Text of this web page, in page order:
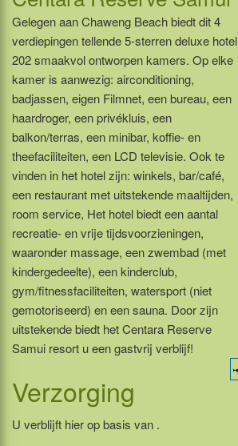
Gelegen aan Chaweng Beach biedt dit 4
verdiepingen tellende 5-sterren deluxe hotel
202 smaakvol ontworpen kamers. Op elke
kamer is aanwezig: airconditioning,
badjassen, eigen Filmnet, een bureau, een
haardroger, een privékluis, een
balkon/terras, een minibar, koffie- en
theefaciliteiten, een LCD televisie. Ook te
vinden in het hotel zijn: winkels, bar/café,
een restaurant met uitstekende maaltijden,
room service, Het hotel biedt een aantal
recreatie- en vrije tijdsvoorzieningen,
waaronder massage, een zwembad (met
kindergedeelte), een kinderclub,
gym/fitnessfaciliteiten, watersport (niet
gemotoriseerd) en een sauna. Door zijn
uitstekende biedt het Centara Reserve
Samui resort u een gastvrij verblijf!
Verzorging
U verblijft hier op basis van .